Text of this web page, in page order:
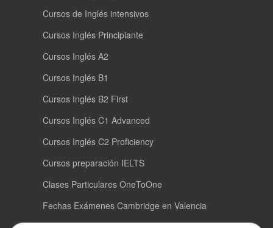
Cursos de Inglés intensivos
Cursos Inglés Principiante
Cursos Inglés A2
Cursos Inglés B1
Cursos Inglés B2 First
Cursos Inglés C1 Advanced
Cursos Inglés C2 Proficiency
Cursos preparación IELTS
Clases Particulares OneToOne
Fechas Exámenes Cambridge en Valencia